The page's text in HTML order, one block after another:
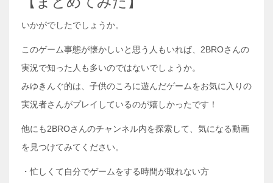
いかがでしたでしょうか。
このゲーム事態が懐かしいと思う人もいれば、2BROさんの
実況で知った人も多いのではないでしょうか。
みゆきんぐ的は、子供のころに遊んだゲームをお気に入りの
実況者さんがプレイしているのが嬉しかったです！
他にも2BROさんのチャンネル内を探索して、気になる動画
を見つけてみてください。
・忙しくて自分でゲームをする時間が取れない方